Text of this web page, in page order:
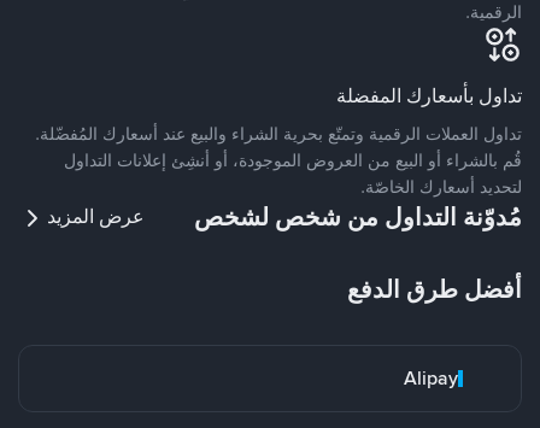
الرقمية.
تداول بأسعارك المفضلة
تداول العملات الرقمية وتمتّع بحرية الشراء والبيع عند أسعارك المُفضّلة.
قُم بالشراء أو البيع من العروض الموجودة، أو أنشِئ إعلانات التداول
لتحديد أسعارك الخاصّة.
مُدوّنة التداول من شخص لشخص عرض المزيد
أفضل طرق الدفع
Alipay